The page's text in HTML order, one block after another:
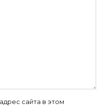
сайта в этом